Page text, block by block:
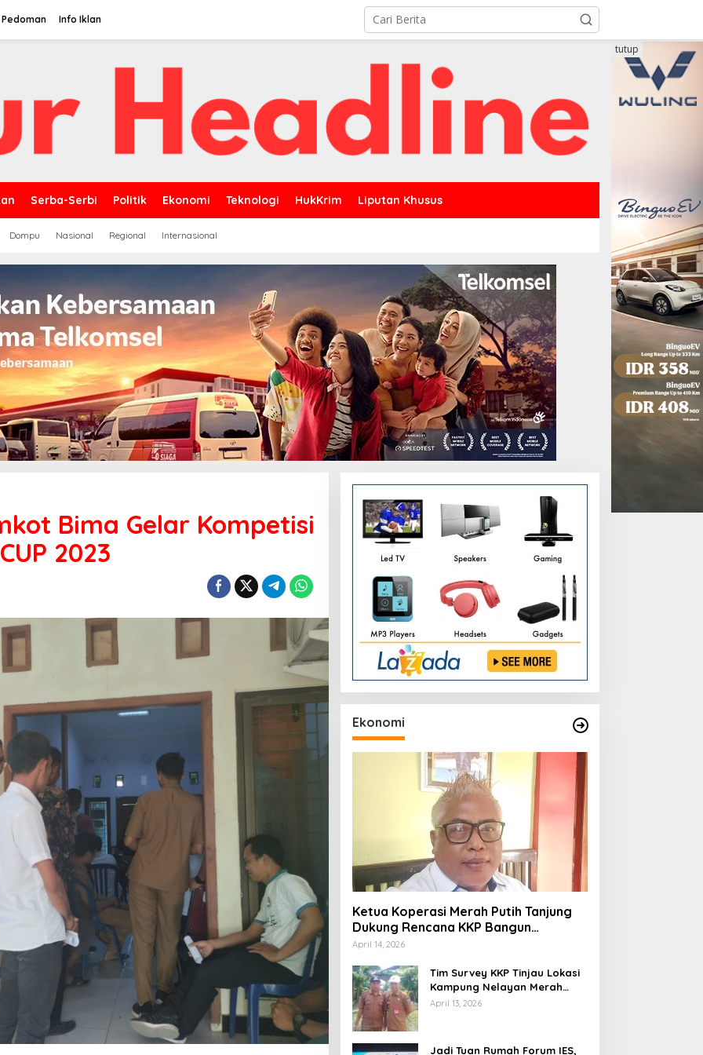
Pedoman Info Iklan
Serba-Serbi Politik Ekonomi Teknologi HukKrim Liputan Khusus
Dompu Nasional Regional Internasional
tutup
Bima Gelar Kompetisi
2023
Ekonomi
Ketua Koperasi Merah Putih Tanjung
Dukung Rencana KKP Bangun
Kampung Nelayan di Eks TPI
April 14, 2026
Tim Survey KKP Tinjau Lokasi
Kampung Nelayan Merah
Putih di Kelurahan Kolo
April 13, 2026
Jadi Tuan Rumah Forum IES,